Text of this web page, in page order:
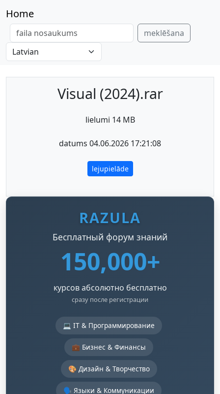
Home
meklēšana
Visual (2024).rar
lielumi 14 MB
datums 04.06.2026 17:21:08
lejupielāde
RAZULA
Бесплатный форум знаний
150,000+
курсов абсолютно бесплатно
сразу после регистрации
💻 IT & Программирование
💼 Бизнес & Финансы
🎨 Дизайн & Творчество
🗣️ Языки & Коммуникации